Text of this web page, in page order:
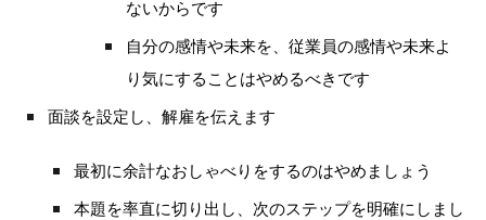
ないからです
自分の感情や未来を、従業員の感情や未来よ
り気にすることはやめるべきです
面談を設定し、解雇を伝えます
最初に余計なおしゃべりをするのはやめましょう
本題を率直に切り出し、次のステップを明確にしまし